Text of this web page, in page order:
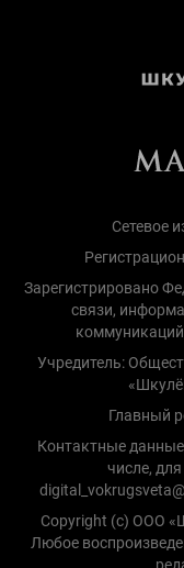
Сетевое
Зарегистрировано
связи,
Учредитель:
Главный
Контактные
числе,
Copyright (с) ООО
Любое